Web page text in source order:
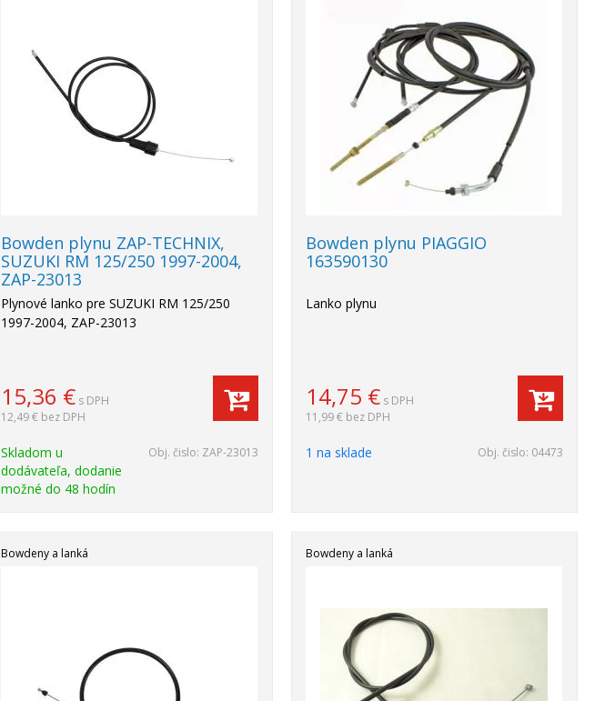
Bowden plynu ZAP-TECHNIX,
SUZUKI RM 125/250 1997-2004,
ZAP-23013
Plynové lanko pre SUZUKI RM 125/250
1997-2004, ZAP-23013
15,36 € s DPH
12,49 € bez DPH
Skladom u
dodávateľa, dodanie
možné do 48 hodín
Obj. čislo: ZAP-23013
Bowden plynu PIAGGIO
163590130
Lanko plynu
14,75 € s DPH
11,99 € bez DPH
1 na sklade Obj. čislo: 04473
Bowdeny a lanká Bowdeny a lanká